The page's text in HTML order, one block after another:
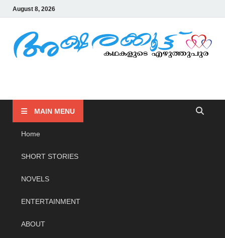
August 8, 2026
MAIN MENU
Home
SHORT STORIES
NOVELS
ENTERTAINMENT
ABOUT